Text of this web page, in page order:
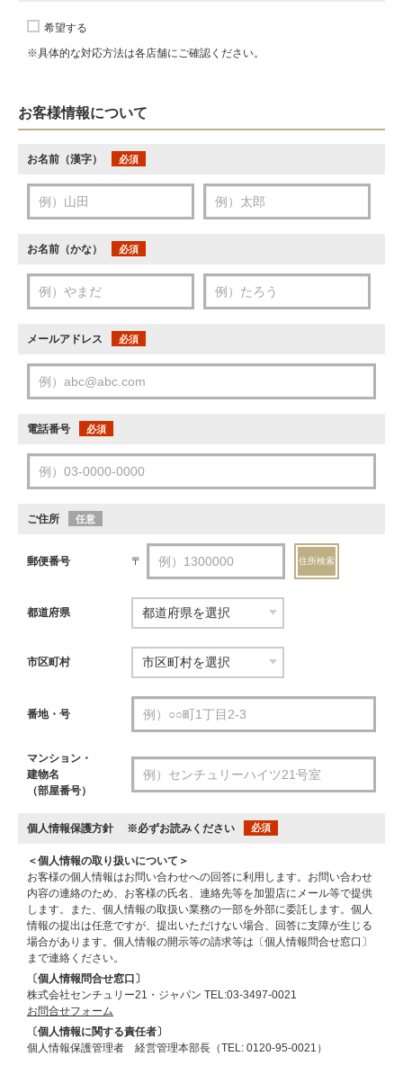
希望する
※具体的な対応方法は各店舗にご確認ください。
お客様情報について
お名前（漢字） 必須
お名前（かな） 必須
メールアドレス 必須
電話番号 必須
ご住所 任意
郵便番号 〒 住所検索
都道府県
市区町村
番地・号
マンション・
建物名
（部屋番号）
個人情報保護方針 ※必ずお読みください 必須
＜個人情報の取り扱いについて＞
お客様の個人情報はお問い合わせへの回答に利用します。お問い合わせ
内容の連絡のため、お客様の氏名、連絡先等を加盟店にメール等で提供
します。また、個人情報の取扱い業務の一部を外部に委託します。個人
情報の提出は任意ですが、提出いただけない場合、回答に支障が生じる
場合があります。個人情報の開示等の請求等は〔個人情報問合せ窓口〕
まで連絡ください。
〔個人情報問合せ窓口〕
株式会社センチュリー21・ジャパン TEL:03-3497-0021
お問合せフォーム
〔個人情報に関する責任者〕
個人情報保護管理者 経営管理本部長（TEL: 0120-95-0021）